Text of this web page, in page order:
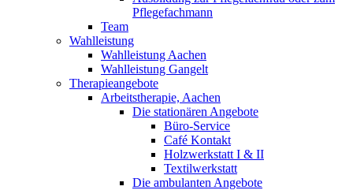
Pflegefachmann
Team
Wahlleistung
Wahlleistung Aachen
Wahlleistung Gangelt
Therapieangebote
Arbeitstherapie, Aachen
Die stationären Angebote
Büro-Service
Café Kontakt
Holzwerkstatt I & II
Textilwerkstatt
Die ambulanten Angebote